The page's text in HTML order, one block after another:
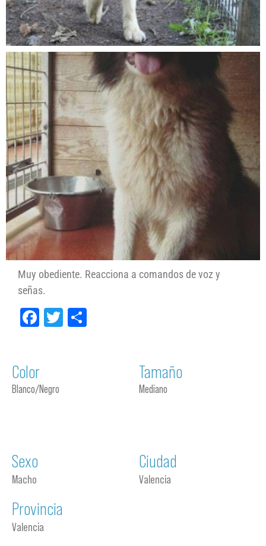
Muy obediente. Reacciona a comandos de voz y
señas.
Facebook
Twitter
Color
Blanco/Negro
Tamaño
Mediano
Sexo
Macho
Ciudad
Valencia
Provincia
Valencia